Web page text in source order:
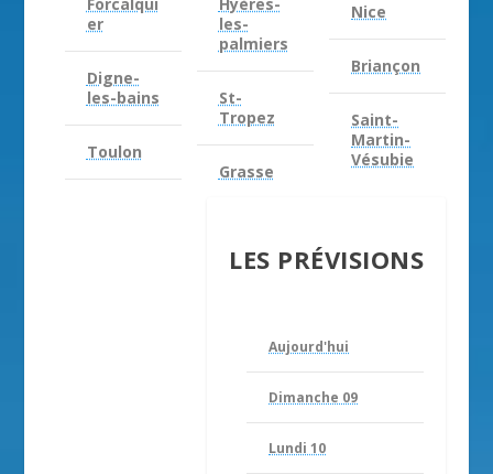
Forcalqui
er
Digne-
les-bains
Toulon
Hyères-
les-
palmiers
St-
Tropez
Grasse
Nice
Briançon
Saint-
Martin-
Vésubie
LES PRÉVISIONS
Aujourd'hui
Dimanche 09
Lundi 10